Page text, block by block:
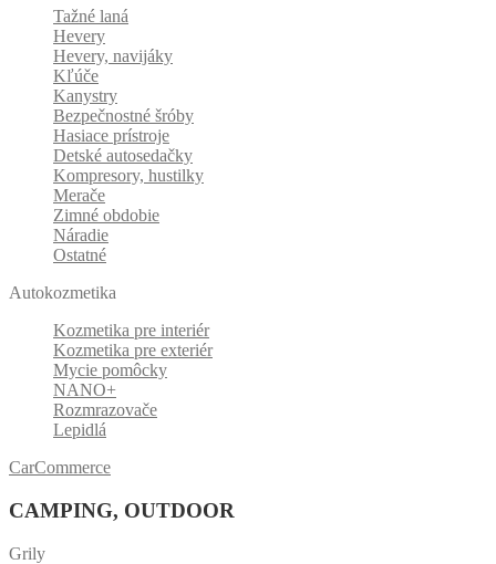
Tažné laná
Hevery
Hevery, navijáky
Kľúče
Kanystry
Bezpečnostné šróby
Hasiace prístroje
Detské autosedačky
Kompresory, hustilky
Merače
Zimné obdobie
Náradie
Ostatné
Autokozmetika
Kozmetika pre interiér
Kozmetika pre exteriér
Mycie pomôcky
NANO+
Rozmrazovače
Lepidlá
CarCommerce
CAMPING, OUTDOOR
Grily